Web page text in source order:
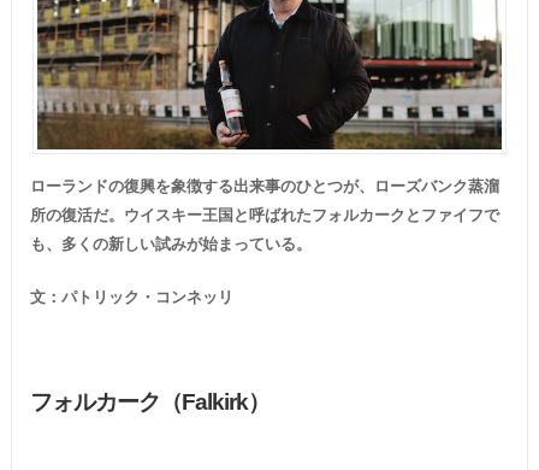
ローランドの復興を象徴する出来事のひとつが、ローズバンク蒸溜
所の復活だ。ウイスキー王国と呼ばれたフォルカークとファイフで
も、多くの新しい試みが始まっている。
文：パトリック・コンネッリ
フォルカーク（Falkirk）